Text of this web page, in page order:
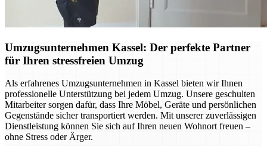
Umzugsunternehmen Kassel: Der perfekte Partner
für Ihren stressfreien Umzug
Als erfahrenes Umzugsunternehmen in Kassel bieten wir Ihnen
professionelle Unterstützung bei jedem Umzug. Unsere geschulten
Mitarbeiter sorgen dafür, dass Ihre Möbel, Geräte und persönlichen
Gegenstände sicher transportiert werden. Mit unserer zuverlässigen
Dienstleistung können Sie sich auf Ihren neuen Wohnort freuen –
ohne Stress oder Ärger.